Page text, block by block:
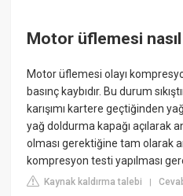
Motor üflemesi
Motor üflemesi olayı
basınç kaybıdır. Bu durum
karışımı kartere geçtiğinden
yağ doldurma kapağı açılarak
olması gerektiğine tam olarak
kompresyon testi yapılması
Kaynak kaldırma talebi |